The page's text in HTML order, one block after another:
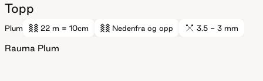
Topp
Plum 22 m = 10cm Nedenfra og opp 3.5 - 3 mm
Rauma Plum